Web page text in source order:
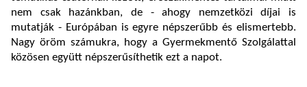
nem csak hazánkban, de - ahogy nemzetközi díjai is
mutatják - Európában is egyre népszerűbb és elismertebb.
Nagy öröm számukra, hogy a Gyermekmentő Szolgálattal
közösen együtt népszerűsíthetik ezt a napot.